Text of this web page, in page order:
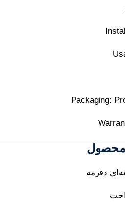
Packaging:
محصول
دفرمه